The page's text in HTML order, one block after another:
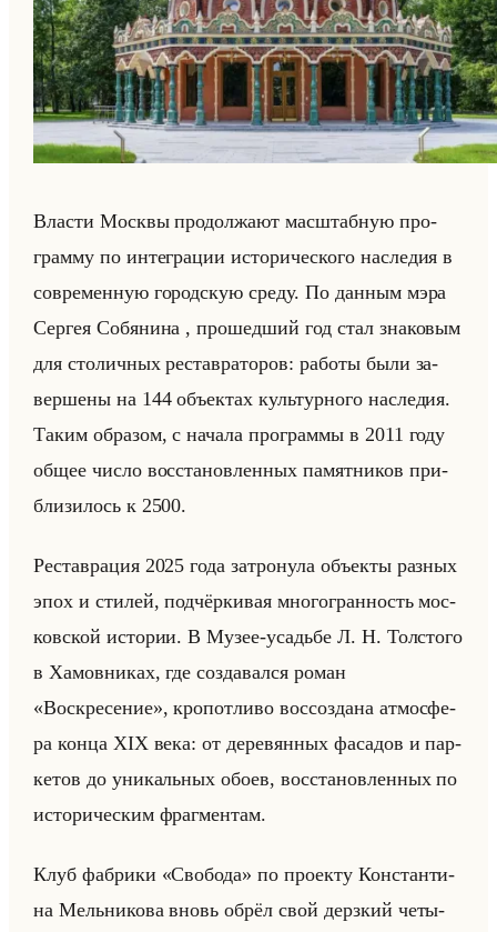
Вла­сти Моск­вы про­дол­жа­ют мас­штаб­ную про­
грам­му по ин­те­гра­ции ис­то­ри­че­ско­го на­сле­дия в
со­вре­мен­ную го­род­скую среду. По дан­ным мэра
Сер­гея Со­бя­ни­на , про­шед­ший год стал зна­ко­вым
для сто­лич­ных ре­став­ра­то­ров: ра­бо­ты были за­
вер­ше­ны на 144 объек­тах культур­но­го на­сле­дия.
Таким об­ра­зом, с на­ча­ла про­грам­мы в 2011 году
общее число вос­ста­нов­лен­ных па­мят­ни­ков при­
бли­зи­лось к 2500.
Ре­став­ра­ция 2025 года за­тро­ну­ла объек­ты раз­ных
эпох и сти­лей, под­чёр­ки­вая мно­го­гран­ность мос­
ков­ской ис­то­рии. В Музее-усадьбе Л. Н. Тол­сто­го
в Ха­мов­ни­ках, где со­зда­вал­ся роман
«Воскресение», кро­пот­ли­во вос­со­зда­на ат­мо­сфе­
ра конца XIX века: от де­ре­вян­ных фа­са­дов и пар­
ке­тов до уни­кальных обоев, вос­ста­нов­лен­ных по
ис­то­ри­че­ским фраг­мен­там.
Клуб фаб­ри­ки «Свобода» по про­ек­ту Кон­стан­ти­
на Мельни­ко­ва вновь обрёл свой дерз­кий че­ты­